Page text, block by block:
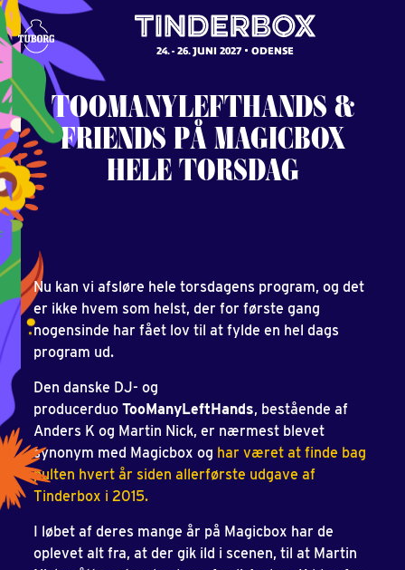
24. - 26. JUNI 2027 ODENSE
TOOMANYLEFTHANDS &
FRIENDS PÅMAGICBOX
HELETORSDAG
Nu kan vi afsløre hele torsdagens program, og det
er ikke hvem som helst, der for første gang
nogensinde har fået lov til at fylde en hel dags
program ud.
Den danske DJ- og
producerduo TooManyLeftHands, bestående af
Anders K og Martin Nick, er nærmest blevet
synonym med Magicbox og har været at finde bag
pulten hvert år siden allerførste udgave af
Tinderbox i 2015.
I løbet af deres mange år på Magicbox har de
oplevet alt fra, at der gik ild i scenen, til at Martin